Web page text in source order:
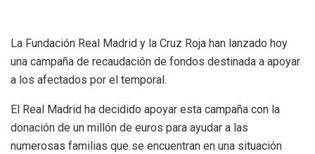
La Fundación Real Madrid y la Cruz Roja han lanzado hoy
una campaña de recaudación de fondos destinada a apoyar
a los afectados por el temporal.
El Real Madrid ha decidido apoyar esta campaña con la
donación de un millón de euros para ayudar a las
numerosas familias que se encuentran en una situación